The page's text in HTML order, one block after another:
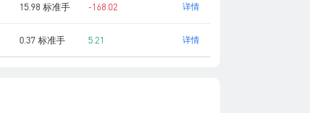
15.98 标准手 -168.02 详情
0.37 标准手 5.21 详情